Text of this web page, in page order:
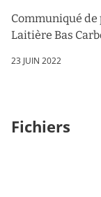
Communiqué de
Laitière Bas
23 JUIN 2022
Fichiers